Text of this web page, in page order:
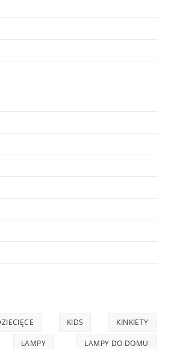
KIDS KINKIETY
LAMPY LAMPY DO DOMU